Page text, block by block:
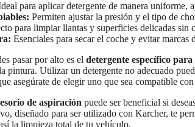
para aplicar detergente de manera uniforme,
Permiten ajustar la presión y el tipo de
para limpiar llantas y superficies delicadas sin
Esenciales para secar el coche y evitar
pasar por alto es el detergente específico para
pintura. Utilizar un detergente no adecuado
asegúrate de elegir uno que sea compatible
de aspiración puede ser beneficial si
diseñado para ser utilizado con Karcher, te
la limpieza total de tu vehículo.